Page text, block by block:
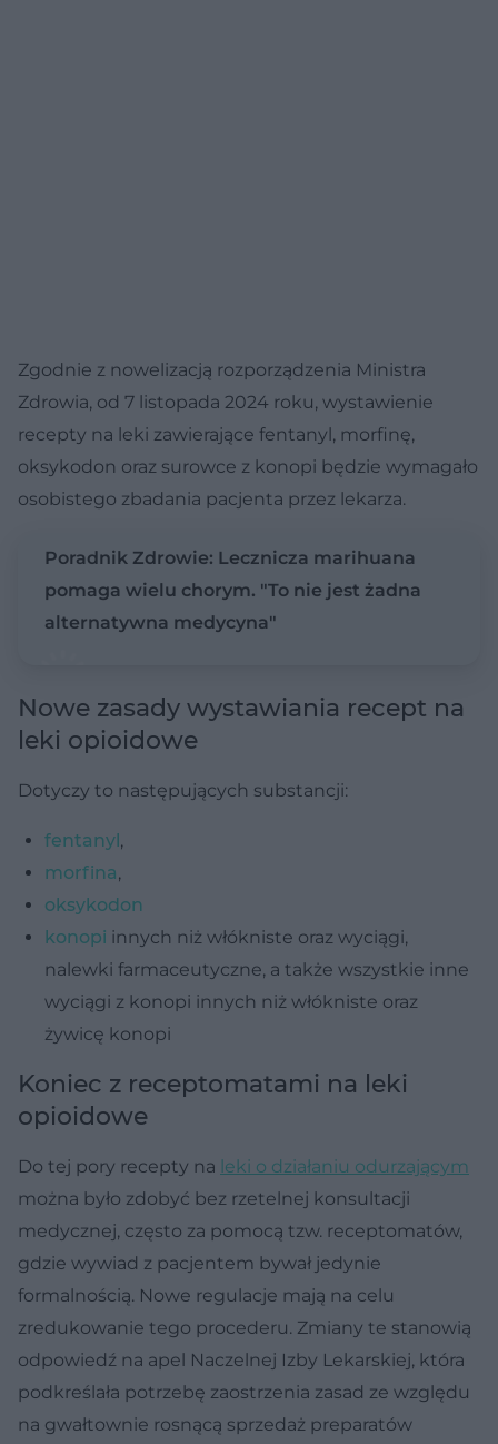
Zgodnie z nowelizacją rozporządzenia Ministra
Zdrowia, od 7 listopada 2024 roku, wystawienie
recepty na leki zawierające fentanyl, morfinę,
oksykodon oraz surowce z konopi będzie wymagało
osobistego zbadania pacjenta przez lekarza.
Poradnik Zdrowie: Lecznicza marihuana
pomaga wielu chorym. "To nie jest żadna
alternatywna medycyna"
Nowe zasady wystawiania recept na
leki opioidowe
Dotyczy to następujących substancji:
fentanyl,
morfina,
oksykodon
konopi innych niż włókniste oraz wyciągi,
nalewki farmaceutyczne, a także wszystkie inne
wyciągi z konopi innych niż włókniste oraz
żywicę konopi
Koniec z receptomatami na leki
opioidowe
Do tej pory recepty na leki o działaniu odurzającym
można było zdobyć bez rzetelnej konsultacji
medycznej, często za pomocą tzw. receptomatów,
gdzie wywiad z pacjentem bywał jedynie
formalnością. Nowe regulacje mają na celu
zredukowanie tego procederu. Zmiany te stanowią
odpowiedź na apel Naczelnej Izby Lekarskiej, która
podkreślała potrzebę zaostrzenia zasad ze względu
na gwałtownie rosnącą sprzedaż preparatów